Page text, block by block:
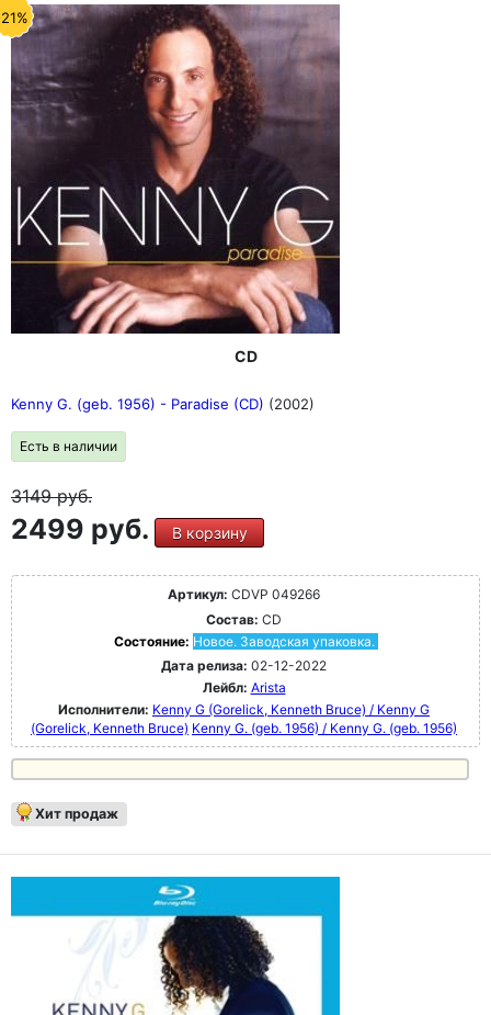
CD
Kenny G. (geb. 1956) - Paradise (CD) (2002)
Есть в наличии
3149руб.
2499 руб. В корзину
Артикул: CDVP 049266
Состав: CD
Состояние: Новое. Заводская упаковка.
Дата релиза: 02-12-2022
Лейбл: Arista
Исполнители: Kenny G (Gorelick, Kenneth Bruce) / Kenny G
(Gorelick, Kenneth Bruce) Kenny G. (geb. 1956) / Kenny G. (geb. 1956)
Хит продаж